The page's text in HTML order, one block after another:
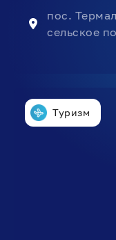
пос.
сельское
Туризм